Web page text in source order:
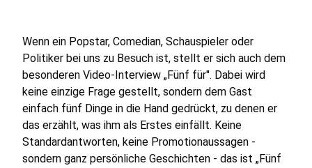
Wenn ein Popstar, Comedian, Schauspieler oder
Politiker bei uns zu Besuch ist, stellt er sich auch dem
besonderen Video-Interview „Fünf für". Dabei wird
keine einzige Frage gestellt, sondern dem Gast
einfach fünf Dinge in die Hand gedrückt, zu denen er
das erzählt, was ihm als Erstes einfällt. Keine
Standardantworten, keine Promotionaussagen -
sondern ganz persönliche Geschichten - das ist „Fünf